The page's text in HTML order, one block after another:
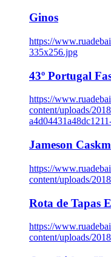
Ginos
https://
335x256.jpg
43º Portugal
https://
content/uploads/
Jameson
https://
content/uploads/
Rota de Tapas
https://
content/uploads/